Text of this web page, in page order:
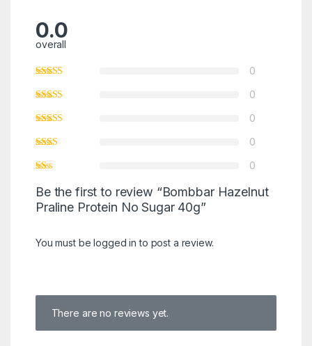
0.0
overall
0
0
0
0
0
Be the first to review “Bombbar Hazelnut
Praline Protein No Sugar 40g”
You must belogged in to post a review.
There are no reviews yet.